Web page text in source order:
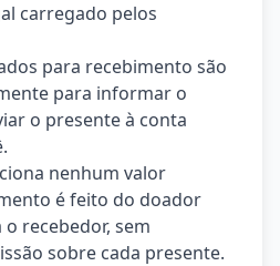
carregado pelos
para recebimento são
para informar o
o presente à conta
nenhum valor
é feito do doador
recebedor, sem
sobre cada presente.